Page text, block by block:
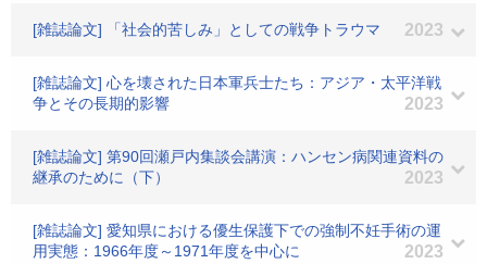
[雑誌論文] 「社会的苦しみ」としての戦争トラウマ 2023
[雑誌論文] 心を壊された日本軍兵士たち：アジア・太平洋戦
争とその長期的影響
2023
[雑誌論文] 第90回瀬戸内集談会講演：ハンセン病関連資料の
継承のために（下）
2023
[雑誌論文] 愛知県における優生保護下での強制不妊手術の運
用実態：1966年度～1971年度を中心に
2023